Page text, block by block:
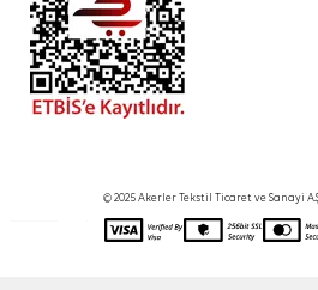
© 2025 Akerler Tekstil Ticaret ve Sanayi